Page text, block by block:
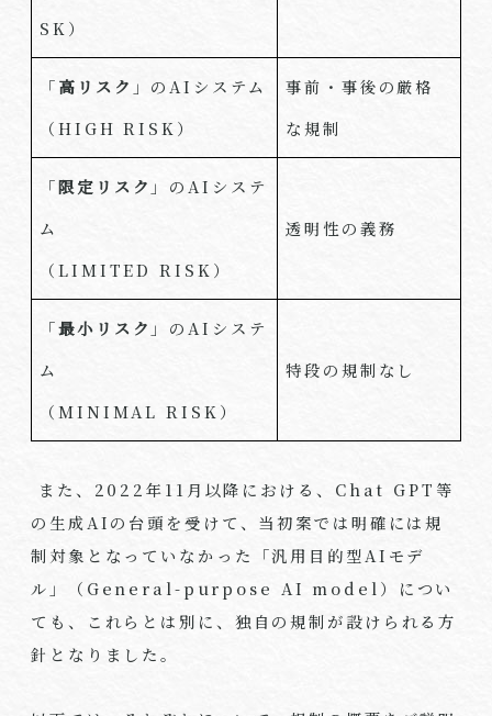
SK）
「高リスク 」のAI システム
（HIGH RISK）
事前・事後の厳格
な規制
「限定リスク 」のAI システ
ム
（LIMITED RISK）
透明性の義務
「最小リスク 」のAI システ
ム
（MINIMAL RISK）
特段の規制なし
また、 2022年11 月以降における、 Chat GPT 等
の生成 AIの台頭を受けて、当初案では明確には規
制対象となっていなかった「汎用目的型AI モデ
ル」（ General-purpose AI model ）につい
ても、これらとは別に、独自の規制が設けられる方
針となりました。